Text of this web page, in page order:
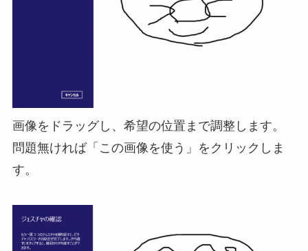
画像をドラッグし、希望の位置まで調整します。
問題無ければ「この画像を使う」をクリックしま
す。